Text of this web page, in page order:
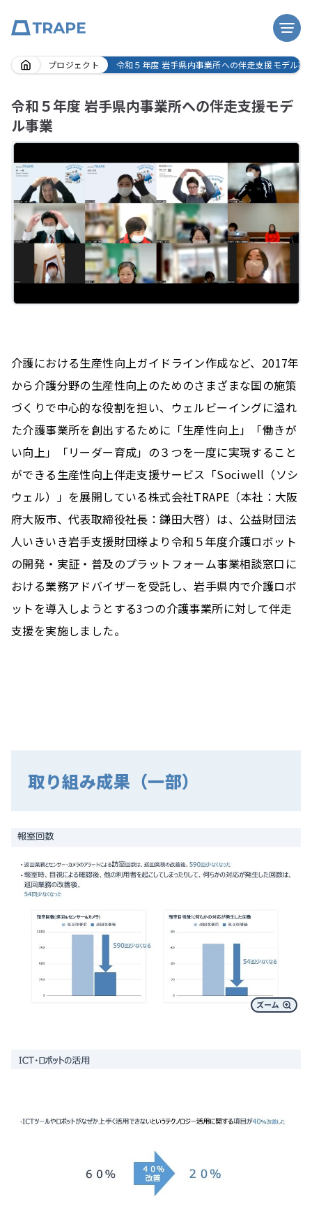
Skip
content
プロジェクト 令和５年度 岩手県内事業所への伴走支援モデル事
令和５年度 岩手県内事業所への伴走支援モデ
ル事業
介護における生産性向上ガイドライン作成など、2017年
から介護分野の生産性向上のためのさまざまな国の施策
づくりで中心的な役割を担い、ウェルビーイングに溢れ
た介護事業所を創出するために「生産性向上」「働きが
い向上」「リーダー育成」の３つを一度に実現すること
ができる生産性向上伴走支援サービス「Sociwell（ソシ
ウェル）」を展開している株式会社TRAPE（本社：大阪
府大阪市、代表取締役社長：鎌田大啓）は、公益財団法
人いきいき岩手支援財団様より令和５年度介護ロボット
の開発・実証・普及のプラットフォーム事業相談窓口に
おける業務アドバイザーを受託し、岩手県内で介護ロボ
ットを導入しようとする3つの介護事業所に対して伴走
支援を実施しました。
取り組み成果（一部）